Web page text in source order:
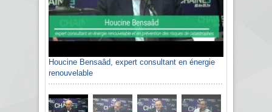
Houcine Bensaâd, expert consultant en énergie
renouvelable